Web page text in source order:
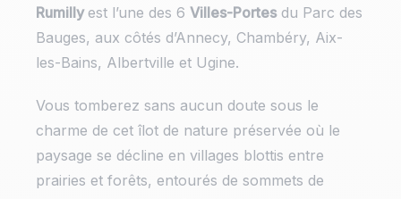
Rumilly est l’une des 6 Villes-Portesdu Parc des
Bauges, aux côtés d’Annecy, Chambéry, Aix-
les-Bains, Albertville et Ugine.
Vous tomberez sans aucun doute sous le
charme de cet îlot de nature préservée où le
paysage se décline en villages blottis entre
prairies et forêts, entourés de sommets de